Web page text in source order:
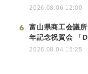
2026.08.06 12:00
6
富山県商工会議
年記念祝賀会 「
2026.08.04 15:25